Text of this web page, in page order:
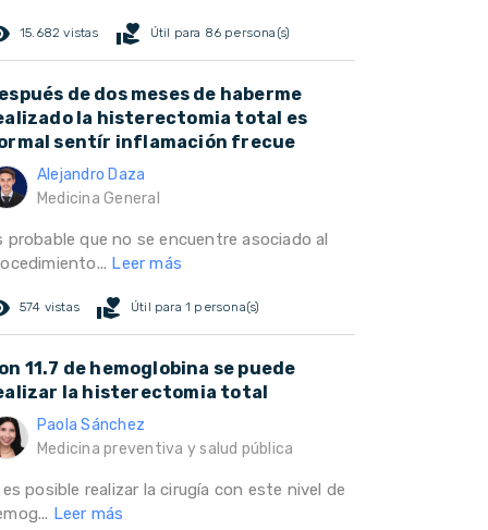
15.682 vistas volunteer_activism Útil para 86 persona(s)
de dos meses de haberme
la histerectomia total es
sentír inflamación frecue
Alejandro Daza
Medicina General
probable que no se encuentre asociado al
Leer más
574 vistas volunteer_activism Útil para 1 persona(s)
11.7 de hemoglobina se puede
la histerectomia total
Paola Sánchez
Medicina preventiva y salud pública
es posible realizar la cirugía con este nivel de
Leer más